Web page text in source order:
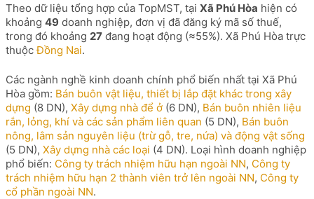
diện
hoặc
mã
số
...
Theo dữ liệu tổng hợp của TopMST, tại Xã Phú Hòa hiện có
khoảng 49 doanh nghiệp, đơn vị đã đăng ký mã số thuế,
trong đó khoảng 27 đang hoạt động (≈55%). Xã Phú Hòa trực
thuộcĐồng Nai.
Các ngành nghề kinh doanh chính phổ biến nhất tại Xã Phú
Hòa gồm: Bán buôn vật liệu, thiết bị lắp đặt khác trong xây
dựng (8 DN), Xây dựng nhà để ở (6 DN), Bán buôn nhiên liệu
rắn, lỏng, khí và các sản phẩm liên quan (5 DN), Bán buôn
nông, lâm sản nguyên liệu (trừ gỗ, tre, nứa) và động vật sống
(5 DN), Xây dựng nhà các loại (4 DN). Loại hình doanh nghiệp
phổ biến: Công ty trách nhiệm hữu hạn ngoài NN, Công ty
trách nhiệm hữu hạn 2 thành viên trở lên ngoài NN, Công ty
cổ phần ngoài NN.